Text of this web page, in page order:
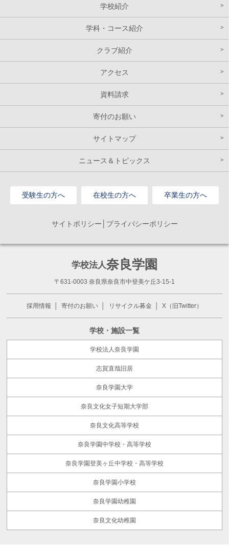
学校紹介
学科・コース紹介
クラブ紹介
アクセス
資料請求
寄付のお願い
サイトマップ
ニュース＆トピックス
受験生の方へ 在校生の方へ 卒業生の方へ
サイトポリシー│プライバシーポリシー
学校法人奈良学園
〒631-0003 奈良県奈良市中登美ケ丘3-15-1
採用情報 寄付のお願い リサイクル募金 X（旧Twitter）
学校・施設一覧
学校法人奈良学園
志賀直哉旧居
奈良学園大学
奈良文化女子短期大学部
奈良文化高等学校
奈良学園中学校・高等学校
奈良学園登美ヶ丘中学校・高等学校
奈良学園小学校
奈良学園幼稚園
奈良文化幼稚園